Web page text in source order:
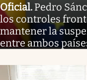
Oficial. Pedro
los controles
mantener la
entre ambos